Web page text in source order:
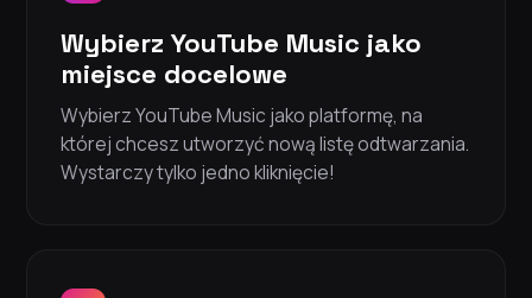
Wybierz YouTube Music jako
miejsce docelowe
Wybierz YouTube Music jako platformę, na
której chcesz utworzyć nową listę odtwarzania.
Wystarczy tylko jedno kliknięcie!